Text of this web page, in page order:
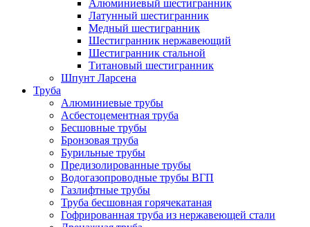
Алюминиевый шестигранник
Латунный шестигранник
Медный шестигранник
Шестигранник нержавеющий
Шестигранник стальной
Титановый шестигранник
Шпунт Ларсена
Труба
Алюминиевые трубы
Асбестоцементная труба
Бесшовные трубы
Бронзовая труба
Бурильные трубы
Предизолированные трубы
Водогазопроводные трубы ВГП
Газлифтные трубы
Труба бесшовная горячекатаная
Гофрированная труба из нержавеющей стали